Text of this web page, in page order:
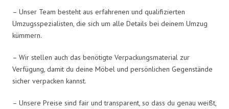
– Unser Team besteht aus erfahrenen und qualifizierten
Umzugsspezialisten, die sich um alle Details bei deinem Umzug
kümmern.
– Wir stellen auch das benötigte Verpackungsmaterial zur
Verfügung, damit du deine Möbel und persönlichen Gegenstände
sicher verpacken kannst.
– Unsere Preise sind fair und transparent, so dass du genau weißt,